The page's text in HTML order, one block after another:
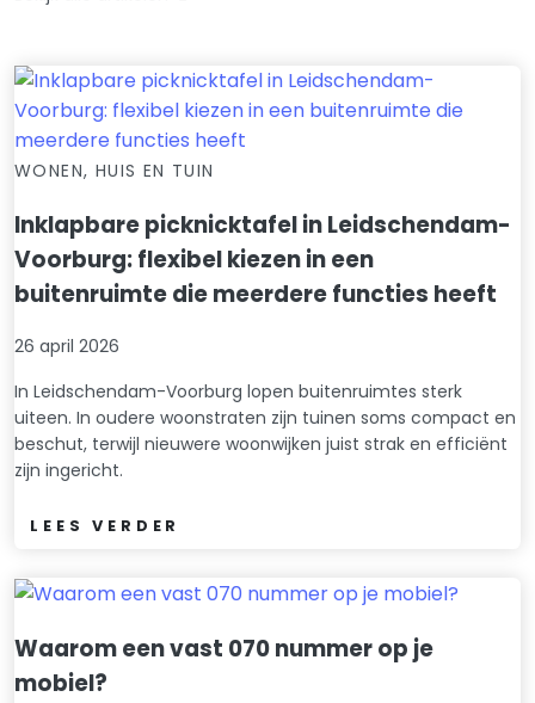
WONEN, HUIS EN TUIN
Inklapbare picknicktafel in Leidschendam-
Voorburg: flexibel kiezen in een
buitenruimte die meerdere functies heeft
26 april 2026
In Leidschendam-Voorburg lopen buitenruimtes sterk
uiteen. In oudere woonstraten zijn tuinen soms compact en
beschut, terwijl nieuwere woonwijken juist strak en efficiënt
zijn ingericht.
LEES VERDER
Waarom een vast 070 nummer op je
mobiel?